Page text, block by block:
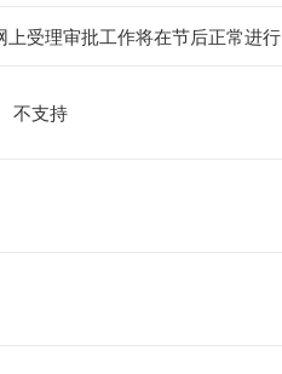
受理审批工作将在节后正常进行
不支持